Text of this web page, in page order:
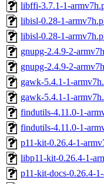
libffi-3.7.1-1-
libisl-0.28-1-
libisl-0.28-1-
gnupg-2.4.9-2-
gnupg-2.4.9-2-
gawk-5.4.1-1-
gawk-5.4.1-1-
findutils-4.11.0-1-
findutils-4.11.0-1-
p11-kit-0.26.4-1-
libp11-kit-0.26.4-1-
p11-kit-docs-0.26.4-